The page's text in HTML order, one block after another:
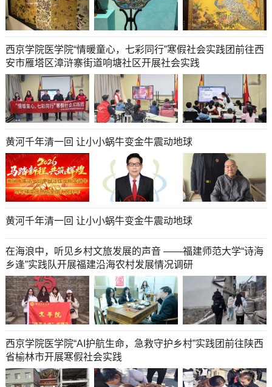
西京学院医学院“情暖童心，七彩同行”寒假社会实践团前往西
安市雁塔区漳浒寨街道响塘社区开展社会实践
黄河千年清一回 让小小蜗牛变金牛震动地球
黄河千年清一回 让小小蜗牛变金牛震动地球
在海浪中，听见乡村文旅发展的声音 ——福建师范大学“诗海
乡逢”实践队开展福建沿海农村发展情况调研
西京学院医学院“AI护航生命，急救守护乡村”实践团前往陕西
省榆林市开展寒假社会实践